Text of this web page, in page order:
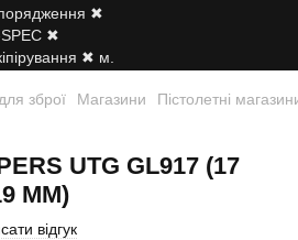
зброї Магазини Пістолетні
UTG GL917 (17
ММ)
відгук